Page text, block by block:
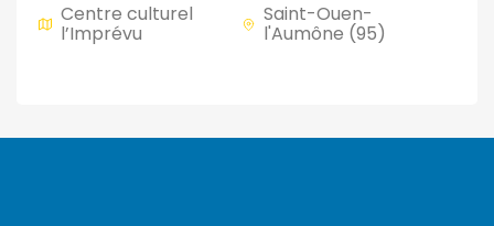
Saint-Ouen-
l'Aumône (95)
Centre culturel
l’Imprévu